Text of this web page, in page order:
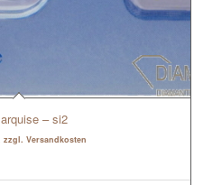
– si2
zzgl. Versandkosten